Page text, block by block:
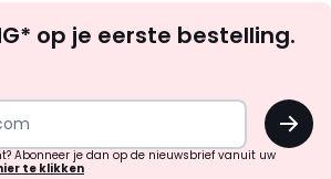
zoek
inspiratie
verrassingen?
op je eerste bestelling.
OK
Abonneer je dan op de nieuwsbrief vanuit uw
te klikken